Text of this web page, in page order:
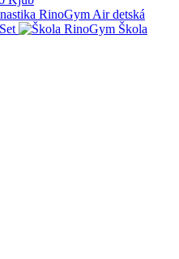
RinoGym Air detská
Škola